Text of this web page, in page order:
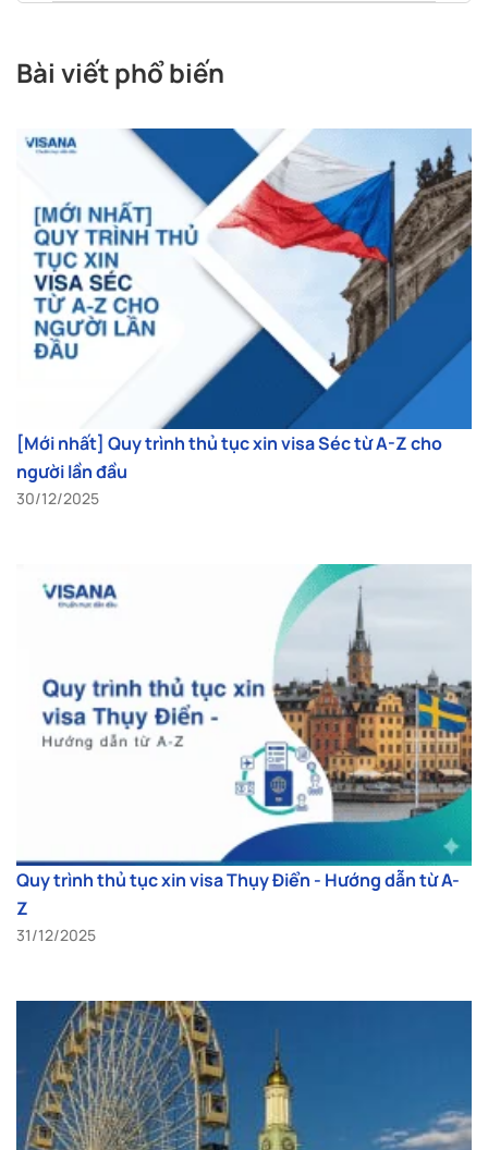
Bài viết phổ biến
[Mới nhất] Quy trình thủ tục xin visa Séc từ A-Z cho
người lần đầu
30/12/2025
Quy trình thủ tục xin visa Thụy Điển - Hướng dẫn từ A-
Z
31/12/2025